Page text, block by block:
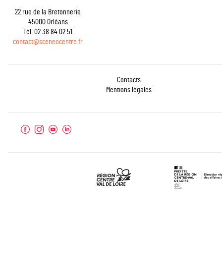
22 rue de la Bretonnerie
45000 Orléans
Tél. 02 38 84 02 51
contact@sceneocentre.fr
Contacts
Mentions légales